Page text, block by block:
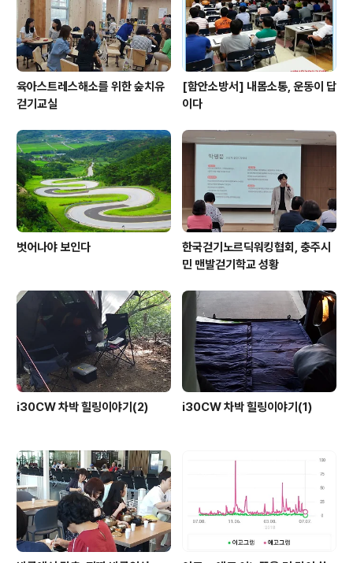
육아스트레스해소를 위한 숲치유
걷기교실
[함안소방서] 내몸소통, 운동이 답
이다
벗어나야 보인다
한국걷기노르딕워킹협회, 충주시
민 맨발걷기학교 성황
i30CW 차박 힐링이야기(2) i30CW 차박 힐링이야기(1)